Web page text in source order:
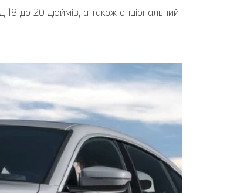
18 до 20 дюймів, а також опціональний